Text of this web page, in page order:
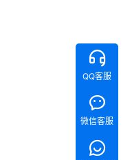
QQ客服
微信客服